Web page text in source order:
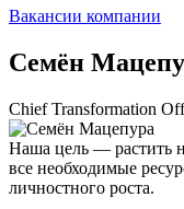
Вакансии компании
Семён
Chief Transformation
Наша цель — растить
все необходимые
личностного роста.